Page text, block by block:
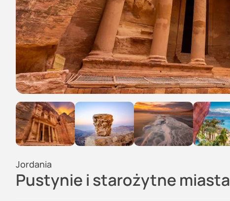
Pustynie i starożytne miasta
Jordania